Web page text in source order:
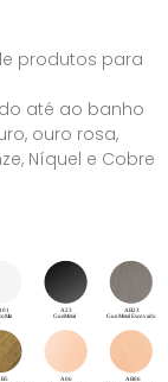
produtos para
até ao banho
ouro rosa,
Níquel e Cobre